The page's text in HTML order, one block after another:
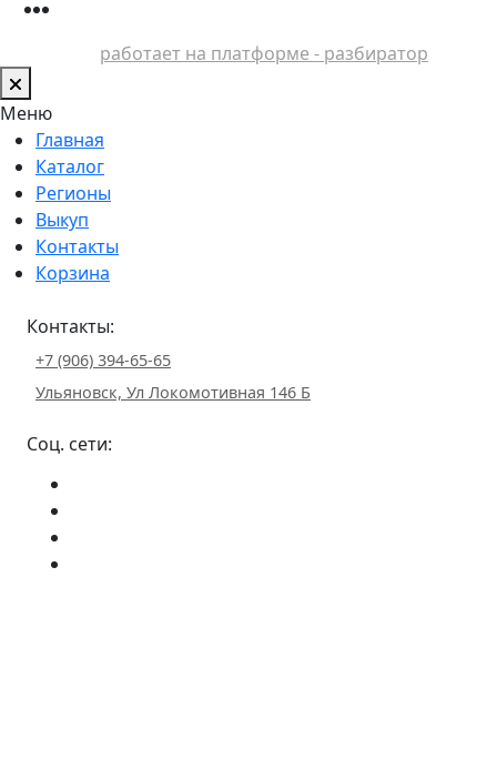
работает на платформе - разбиратор
Меню
Главная
Каталог
Регионы
Выкуп
Контакты
Корзина
Контакты:
+7 (906) 394-65-65
Ульяновск, Ул Локомотивная 146 Б
Соц. сети: